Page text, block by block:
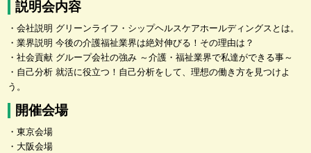
説明会内容
・会社説明 グリーンライフ・シップヘルスケアホールディングスとは。
・業界説明 今後の介護福祉業界は絶対伸びる！その理由は？
・社会貢献 グループ会社の強み ～介護・福祉業界で私達ができる事～
・自己分析 就活に役立つ！自己分析をして、理想の働き方を見つけよ
う。
開催会場
・東京会場
・大阪会場